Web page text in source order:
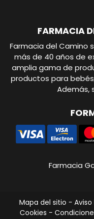
FARMACIA
Farmacia del Camino
más de 40 años de
amplia gama de
productos para
Además,
Farmacia
Mapa del sitio -
Cookies -